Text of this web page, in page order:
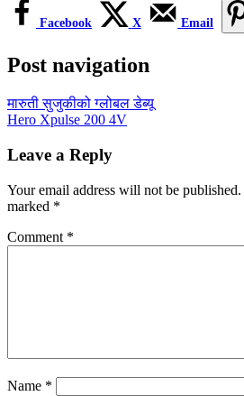
Facebook X Email
Post navigation
मारुती सुजुकीको ग्लोबल डेब्यू
Hero Xpulse 200 4V
Leave a Reply
Your email address will not be published.
marked *
Comment *
Name *